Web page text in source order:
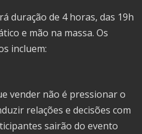
duração de 4 horas, das 19h
e mão na massa. Os
incluem:
vender não é pressionar o
relações e decisões com
sairão do evento